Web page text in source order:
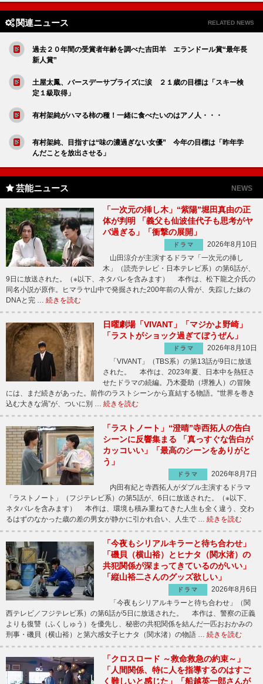
関連ニュース RELATED NEWS
過去２０年間の受賞者年齢を調べた吉田羊 エランドール賞“最年長
新人賞”
土屋太鳳、バースデーサプライズに涙 ２１歳の目標は「スキー検
定１級取得」
有村架純がハマる柿の種！一緒に食べたいのはアノ人・・・
有村架純、目指すは“味の濃過ぎない女優” 今年の目標は「昨年学
んだことを放出させる」
芸能ニュース NEWS
「一次元の挿し木」“紫陽”堀田真由の正
体が判明 「義父も仙波佳代子も思考がヤ
バ過ぎる」「衝撃の展開」
ドラマ
2026年8月10日
山田涼介が主演するドラマ「一次元の挿し
木」（読売テレビ・日本テレビ系）の第6話が、
9日に放送された。（※以下、ネタバレを含みます） 本作は、松下龍之介氏の
同名小説が原作。ヒマラヤ山中で発掘された200年前の人骨が、失踪した妹の
DNAと完 … 続きを読む
日曜劇場「VIVANT」「マジかよ野崎」
「ラストがショック過ぎてぼうぜん」
ドラマ
2026年8月10日
「VIVANT」（TBS系）の第13話が9日に放送
された。 本作は、2023年夏、日本中を熱狂さ
せたドラマの続編。乃木憂助（堺雅人）の冒険
には、まだ続きがあった。前作のラストシーンから直結する物語。“世界を巻き
込む大きな渦”が、ついに別 … 続きを読む
「ラストノート」“澄晴”寺西拓人の告白
シーンに反響集まる 「真っすぐな告白が
カッコいい」「最高のシーンをありがと
う」
ドラマ
2026年8月7日
内田有紀と寺西拓人がダブル主演するドラマ
「ラストノート」（フジテレビ系）の第5話が、6日に放送された。（※以下、
ネタバレを含みます） 本作は、環境も積み重ねてきた人生も全く違う、交わ
るはずのなかった歳の差の男女が静かに引かれ合い、人生で … 続きを読む
「今夜もシリアルキラーと待ち合わせ」
「磯貝（横山裕）とヒナタ（関水渚）の
共犯関係が深まってきているのがいい」
「縦山裕二さんのグッズ欲しい」
ドラマ
2026年8月6日
「今夜もシリアルキラーと待ち合わせ」（関
西テレビ／フジテレビ系）の第6話が5日に放送された。 本作は、警察の正義
よりも復讐（ふくしゅう）を優先し、秘密の共犯関係を結んだ一匹おおかみの
刑事・磯貝（横山裕）と第六感女子ヒナタ（関水渚）の物語 … 続きを読む
「クロスロード ～救命救急の約束～」
「人間関係、特に人を指導するのはすご
く難しいと感じた」「船越英一郎さんが